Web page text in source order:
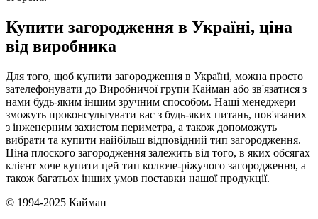
Купити загородження в Україні, ціна
від виробника
Для того, щоб купити загородження в Україні, можна просто
зателефонувати до Виробничої групи Кайман або зв'язатися з
нами будь-яким іншим зручним способом. Наші менеджери
зможуть проконсультувати вас з будь-яких питань, пов'язаних
з інженерним захистом периметра, а також допоможуть
вибрати та купити найбільш відповідний тип загородження.
Ціна плоского загородження залежить від того, в яких обсягах
клієнт хоче купити цей тип колюче-ріжучого загородження, а
також багатьох інших умов поставки нашої продукції.
© 1994-2025 Кайман